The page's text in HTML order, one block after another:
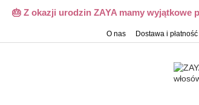
🎂 Z okazji urodzin ZAYA mamy wyjątkowe
O nas Dostawa i płatność